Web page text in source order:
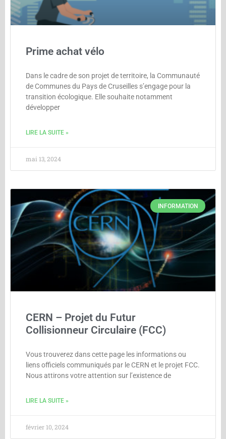
Prime achat vélo
Dans le cadre de son projet de territoire, la Communauté
de Communes du Pays de Cruseilles s’engage pour la
transition écologique. Elle souhaite notamment
développer
LIRE LA SUITE »
mai 13, 2024
INFORMATION
CERN – Projet du Futur
Collisionneur Circulaire (FCC)
Vous trouverez dans cette page les informations ou
liens officiels communiqués par le CERN et le projet FCC.
Nous attirons votre attention sur l’existence de
LIRE LA SUITE »
février 10, 2024